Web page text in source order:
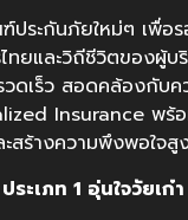
ระกันภัยใหม่ๆ เพื่อร
ทยและวิถีชีวิตของผู้บ
ดเร็ว สอดคล้องกับค
Insurance พร้
ร้างความพึงพอใจสู
ประเภท 1 อุ่นใจวัยเก๋า